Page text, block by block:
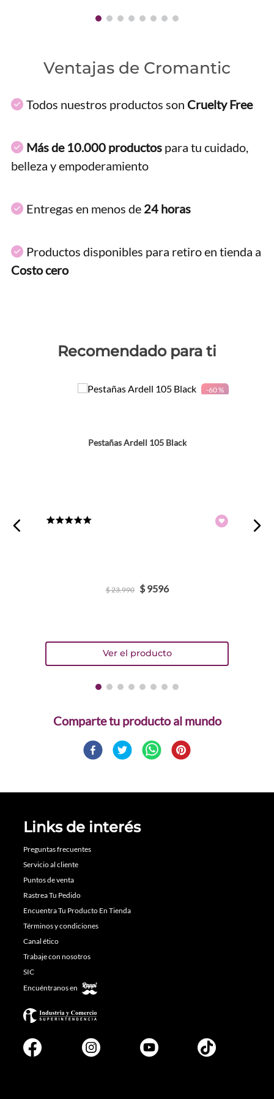
Ventajas de Cromantic
Todos nuestros productos son Cruelty Free
Más de 10.000 productos para tu cuidado,
belleza y empoderamiento
Entregas en menos de 24 horas
Productos disponibles para retiro en tienda a
Costo cero
Recomendado para ti
-60 %
Pestañas Ardell 105 Black
$23.990 $ 9596
Comparte
Links de interés
Preguntas frecuentes
Servicio al cliente
Puntos de venta
Rastrea Tu Pedido
Encuentra Tu Producto En Tienda
Términos y condiciones
Canal ético
Trabaje con nosotros
SIC
Encuéntranos en